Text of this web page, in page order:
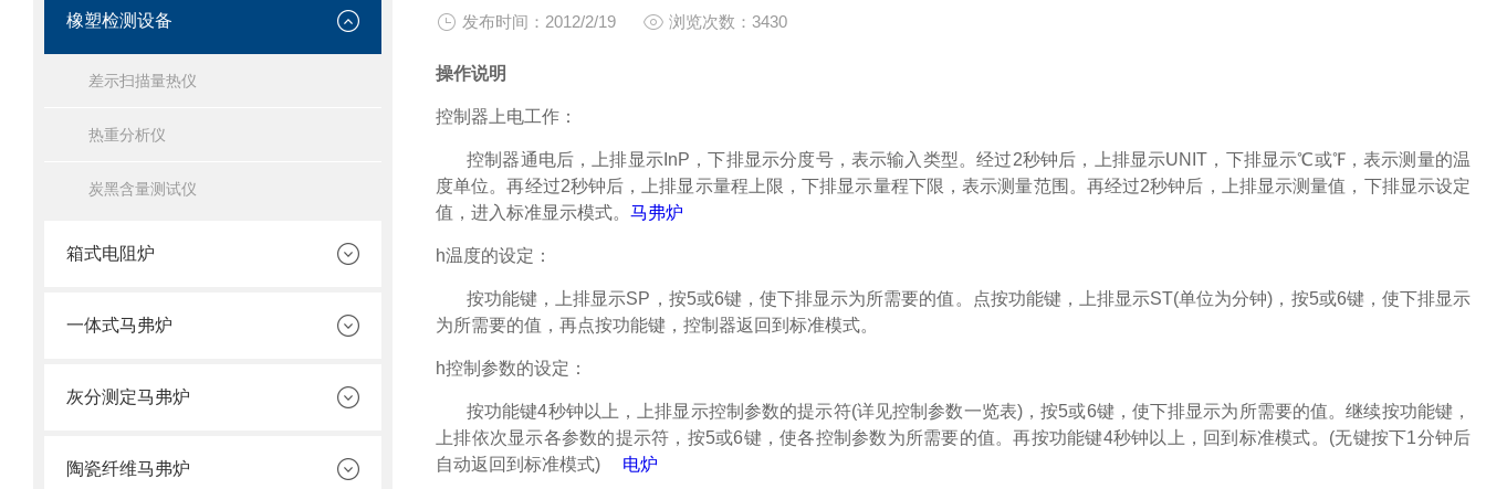
橡塑检测设备
差示扫描量热仪
热重分析仪
炭黑含量测试仪
箱式电阻炉
一体式马弗炉
灰分测定马弗炉
陶瓷纤维马弗炉
发布时间：2012/2/19 浏览次数：3430
操作说明
控制器上电工作：
控制器通电后，上排显示 InP ，下排显示分度号，表示输入类型。经过2秒钟后，上排显示UNIT ，下排显示℃或℉，表示测量的温
度单位。再经过2秒钟后，上排显示量程上限，下排显示量程下限，表示测量范围。再经过2秒钟后，上排显示测量值，下排显示设定
值，进入标准显示模式。 马弗炉
h温度的设定：
按功能键，上排显示SP ，按5或6键，使下排显示为所需要的值。点按功能键，上排显示ST(单位为分钟)，按5或6键，使下排显示
为所需要的值，再点按功能键，控制器返回到标准模式。
h控制参数的设定：
按功能键4秒钟以上，上排显示控制参数的提示符(详见控制参数一览表)，按5或6键，使下排显示为所需要的值。继续按功能键，
上排依次显示各参数的提示符，按5或6键，使各控制参数为所需要的值。再按功能键4秒钟以上，回到标准模式。(无键按下1分钟后
自动返回到标准模式)
电炉